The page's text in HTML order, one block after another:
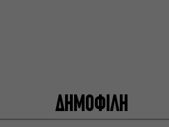
ΔΗΜΟΦΙΛΗ